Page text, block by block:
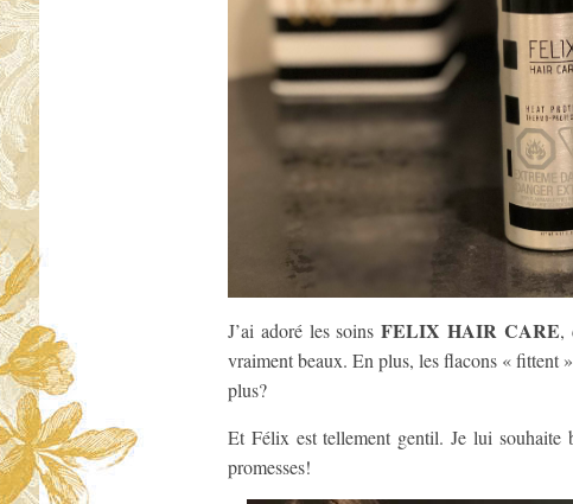
J’ai adoré les soinsFELIX HAIR CARE,
vraiment beaux. En plus, les flacons « fittent
plus?
Et Félix est tellement gentil. Je lui souhaite
promesses!